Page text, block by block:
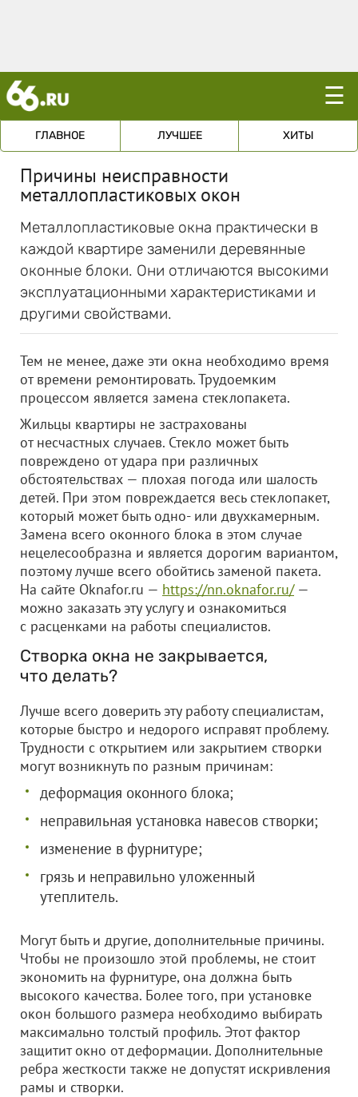
☰
ГЛАВНОЕ ЛУЧШЕЕ ХИТЫ
Причины неисправности
металлопластиковых окон
Металлопластиковые окна практически в
каждой квартире заменили деревянные
оконные блоки. Они отличаются высокими
эксплуатационными характеристиками и
другими свойствами.
Тем не менее, даже эти окна необходимо время
от времени ремонтировать. Трудоемким
процессом является замена стеклопакета.
Жильцы квартиры не застрахованы
от несчастных случаев. Стекло может быть
повреждено от удара при различных
обстоятельствах — плохая погода или шалость
детей. При этом повреждается весь стеклопакет,
который может быть одно- или двухкамерным.
Замена всего оконного блока в этом случае
нецелесообразна и является дорогим вариантом,
поэтому лучше всего обойтись заменой пакета.
На сайте Oknafor.ru — https://nn.oknafor.ru/—
можно заказать эту услугу и ознакомиться
с расценками на работы специалистов.
Створка окна не закрывается,
что делать?
Лучше всего доверить эту работу специалистам,
которые быстро и недорого исправят проблему.
Трудности с открытием или закрытием створки
могут возникнуть по разным причинам:
деформация оконного блока;
неправильная установка навесов створки;
изменение в фурнитуре;
грязь и неправильно уложенный
утеплитель.
Могут быть и другие, дополнительные причины.
Чтобы не произошло этой проблемы, не стоит
экономить на фурнитуре, она должна быть
высокого качества. Более того, при установке
окон большого размера необходимо выбирать
максимально толстый профиль. Этот фактор
защитит окно от деформации. Дополнительные
ребра жесткости также не допустят искривления
рамы и створки.